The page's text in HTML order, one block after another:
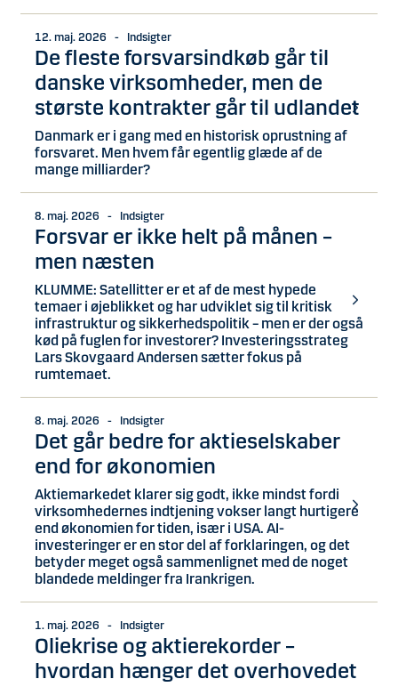
12. maj. 2026 - Indsigter
De fleste forsvarsindkøb går til
danske virksomheder, men de
største kontrakter går til udlandet
Danmark er i gang med en historisk oprustning af
forsvaret. Men hvem får egentlig glæde af de
mange milliarder?
8. maj. 2026 - Indsigter
Forsvar er ikke helt på månen –
men næsten
KLUMME: Satellitter er et af de mest hypede
temaer i øjeblikket og har udviklet sig til kritisk
infrastruktur og sikkerhedspolitik – men er der også
kød på fuglen for investorer? Investeringsstrateg
Lars Skovgaard Andersen sætter fokus på
rumtemaet.
8. maj. 2026 - Indsigter
Det går bedre for aktieselskaber
end for økonomien
Aktiemarkedet klarer sig godt, ikke mindst fordi
virksomhedernes indtjening vokser langt hurtigere
end økonomien for tiden, især i USA. AI-
investeringer er en stor del af forklaringen, og det
betyder meget også sammenlignet med de noget
blandede meldinger fra Irankrigen.
1. maj. 2026 - Indsigter
Oliekrise og aktierekorder –
hvordan hænger det overhovedet